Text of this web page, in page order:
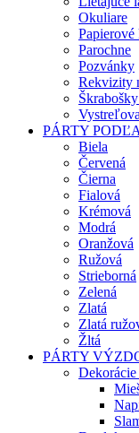
Okuliare
Parochne
Pozvánky
Rekvizity
PÁRTY
Biela
Červená
Čierna
Fialová
Krémová
Modrá
Oranžová
Ružová
Strieborná
Zelená
Zlatá
Zlatá
Žltá
PÁRTY